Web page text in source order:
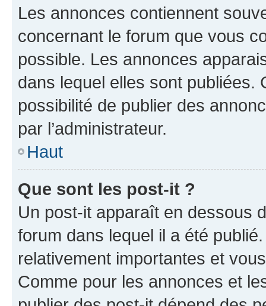
Les annonces contiennent
concernant le forum que vous
possible. Les annonces
dans lequel elles sont publiées.
possibilité de publier des
par l’administrateur.
Haut
Que sont les post-it ?
Un post-it apparaît en dessous
forum dans lequel il a été
relativement importantes et
Comme pour les annonces et